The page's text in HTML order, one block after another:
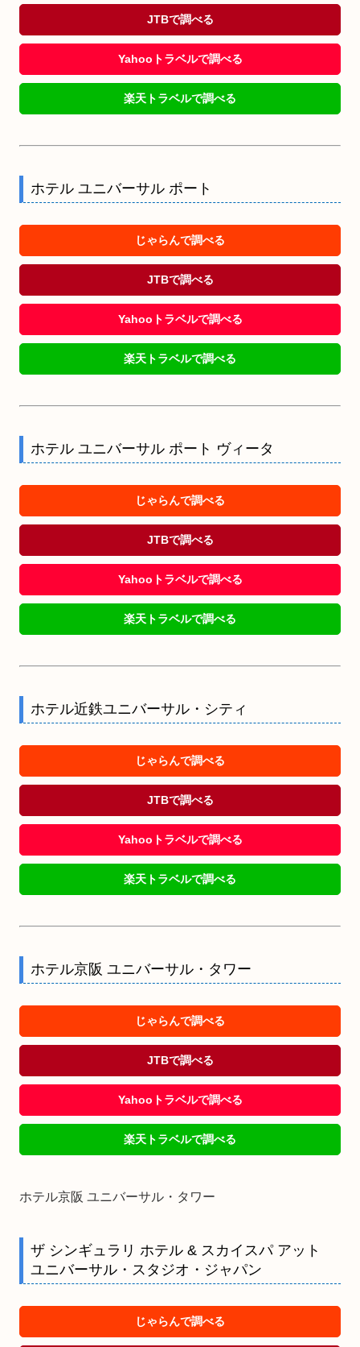
JTBで調べる
Yahooトラベルで調べる
楽天トラベルで調べる
ホテル ユニバーサル ポート
じゃらんで調べる
JTBで調べる
Yahooトラベルで調べる
楽天トラベルで調べる
ホテル ユニバーサル ポート ヴィータ
じゃらんで調べる
JTBで調べる
Yahooトラベルで調べる
楽天トラベルで調べる
ホテル近鉄ユニバーサル・シティ
じゃらんで調べる
JTBで調べる
Yahooトラベルで調べる
楽天トラベルで調べる
ホテル京阪 ユニバーサル・タワー
じゃらんで調べる
JTBで調べる
Yahooトラベルで調べる
楽天トラベルで調べる
ホテル京阪 ユニバーサル・タワー
ザ シンギュラリ ホテル & スカイスパ アット
ユニバーサル・スタジオ・ジャパン
じゃらんで調べる